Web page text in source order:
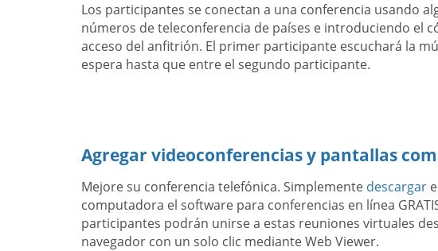
Los participantes se conectan a una conferencia usando
números de teleconferencia de países e introduciendo el
acceso del anfitrión. El primer participante escuchará la
espera hasta que entre el segundo participante.
Agregar videoconferencias y pantallas
Mejore su conferencia telefónica. Simplemente descargar
computadora el software para conferencias en línea
participantes podrán unirse a estas reuniones virtuales
navegador con un solo clic mediante Web Viewer.